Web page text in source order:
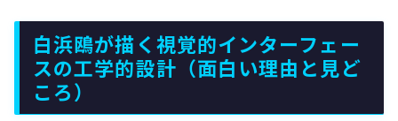
白浜鴎が描く視覚的インターフェー
スの工学的設計（面白い理由と見ど
ころ）